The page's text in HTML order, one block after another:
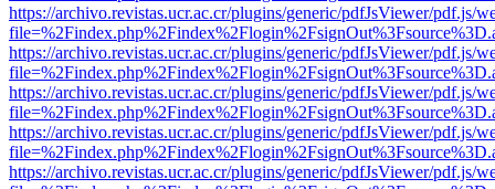
https://archivo.revistas.ucr.ac.cr/plugins/generic/pdfJsViewer/pdf.js/
https://archivo.revistas.ucr.ac.cr/plugins/generic/pdfJsViewer/pdf.js/
https://archivo.revistas.ucr.ac.cr/plugins/generic/pdfJsViewer/pdf.js/
https://archivo.revistas.ucr.ac.cr/plugins/generic/pdfJsViewer/pdf.js/
https://archivo.revistas.ucr.ac.cr/plugins/generic/pdfJsViewer/pdf.js/